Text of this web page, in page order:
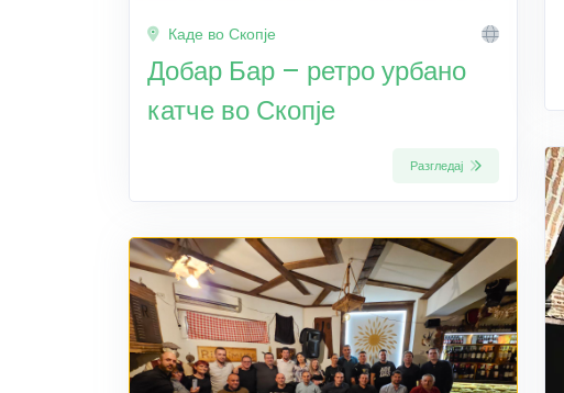
Каде во Скопје
Добар Бар – ретро урбано
катче во Скопје
Разгледај